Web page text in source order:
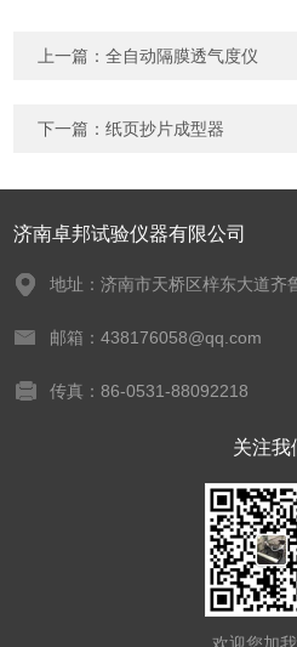
上一篇：全自动隔膜透气度仪
下一篇：纸页抄片成型器
济南卓邦试验仪器有限公司
地址：济南市天桥区梓东大道齐
邮箱：438176058@qq.com
传真：86-0531-88092218
关注我
欢迎您加